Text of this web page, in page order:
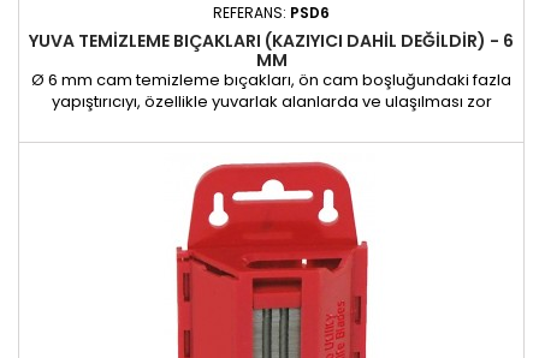
REFERANS: PSD6
YUVA TEMIZLEME BIÇAKLARI (KAZIYICI DAHIL DEĞILDIR) - 6
MM
Ø 6 mm cam temizleme bıçakları, ön cam boşluğundaki fazla
yapıştırıcıyı, özellikle yuvarlak alanlarda ve ulaşılması zor
Özel şekilleri, standart sıyırma bıçaklarının aksine, boyanın
zarar görme riskini azaltırken hassas temizlik sağlar. 12 mm
dikdörtgen (REF-PS-12) ve Ø 12 mm yuvarlak...